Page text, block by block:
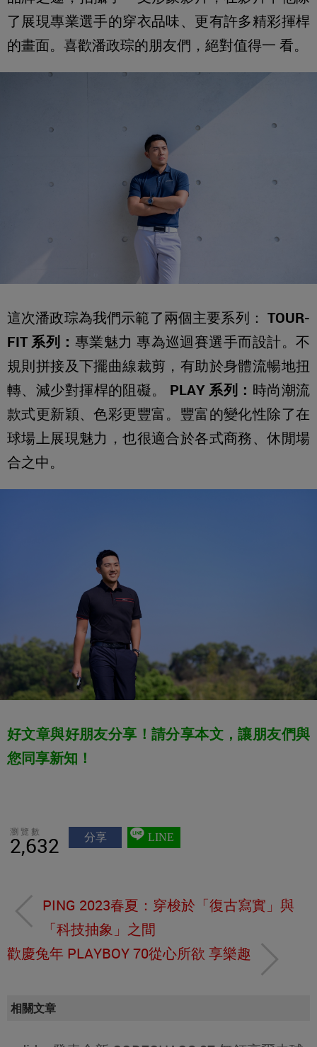
了展現專業選手的穿衣品味、更有許多精彩揮桿
的畫面。喜歡潘政琮的朋友們，絕對值得一 看。
這次潘政琮為我們示範了兩個主要系列： TOUR-
FIT 系列： 專業魅力 專為巡迴賽選手而設計。不
規則拼接及下擺曲線裁剪，有助於身體流暢地扭
轉、減少對揮桿的阻礙。 PLAY 系列： 時尚潮流
款式更新穎、色彩更豐富。豐富的變化性除了在
球場上展現魅力，也很適合於各式商務、休閒場
合之中。
好文章與好朋友分享！請分享本文，讓朋友們與
您同享新知！
瀏覽數
2,632 分享 LINE
PING 2023春夏：穿梭於「復古寫實」與
「科技抽象」之間
歡慶兔年 PLAYBOY 70從心所欲 享樂趣
相關文章